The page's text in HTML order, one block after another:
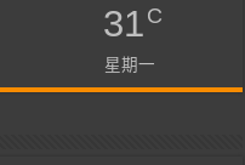
31C
星期一